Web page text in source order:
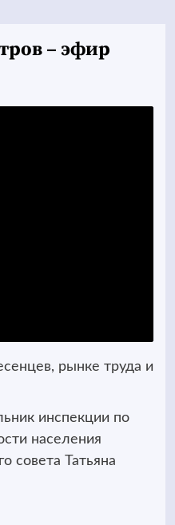
– эфир
рынке труда и
инспекции по
населения
совета Татьяна